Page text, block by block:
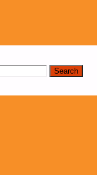
Search